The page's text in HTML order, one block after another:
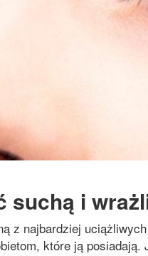
suchą i
z najbardziej
które ją posiadają.